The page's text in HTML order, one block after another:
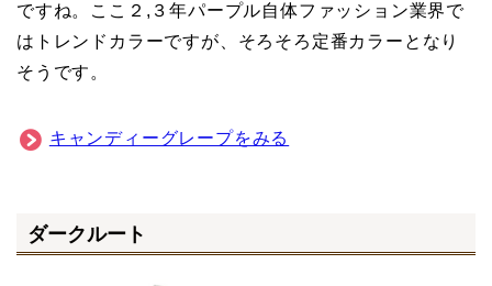
ですね。ここ２,３年パープル自体ファッション業界で
はトレンドカラーですが、そろそろ定番カラーとなり
そうです。
キャンディーグレープをみる
ダークルート